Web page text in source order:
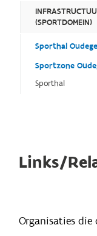
(SPORTDOMEIN)
Sporthal
Sportzone
Sporthal
Links/
Organisaties die